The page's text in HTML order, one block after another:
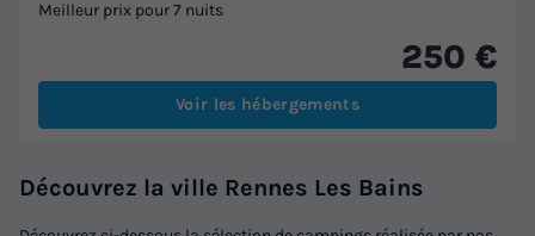
Meilleur prix pour 7 nuits
250 €
Voir les hébergements
Découvrez la ville Rennes Les Bains